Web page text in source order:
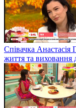
Співачка Анастасія
життя та виховання